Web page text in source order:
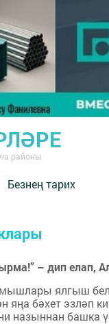
районы
Безнең тарих
– дип елап,
ялгыш
яңа бәхет эзләп
назыннан башка